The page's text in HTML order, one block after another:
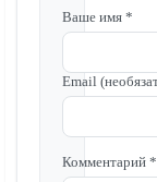
Ваше имя *
Email
Комментарий *